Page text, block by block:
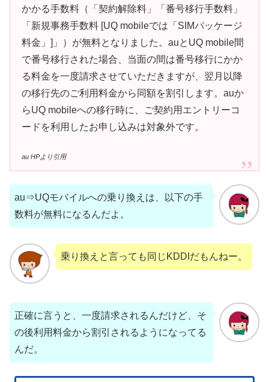
かかる手数料（「契約解除料」「番号移行手数料」
「新規事務手数料 [UQ mobileでは「SIMパッケージ
料金」]」）が無料となりました。auとUQ mobile間
で番号移行された場合、当面の間は番号移行にかか
る料金を一度請求させていただきますが、翌月以降
の移行先のご利用料金から同額を割引します。auか
らUQ mobileへの移行時に、ご契約用エントリーコ
ードを利用したお申し込みは対象外です。
au HPより引用
au⇒UQモバイルへの乗り換えは、以下の手
数料が無料になるんだよ。
乗り換えと言っても同じKDDIだもんねー。
正確に言うと、一度請求されるんだけど、そ
の後利用料金から割引されるようになってる
んだ。